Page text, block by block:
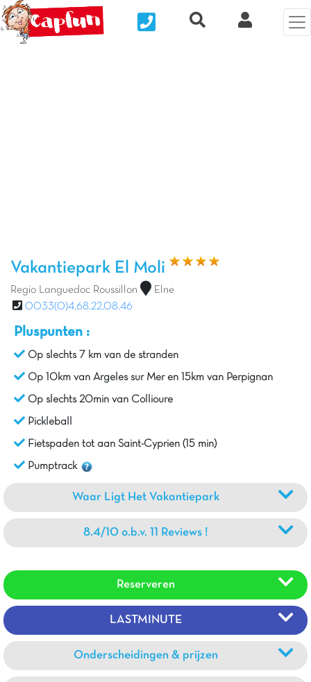
Nous contacterRecherche rapide
Mijn Clix
Vakantiepark El Moli
Regio Languedoc Roussillon
Elne
0033(0)4.68.22.08.46
Pluspunten :
Op slechts 7 km van de stranden
Op 10km van Argeles sur Mer en 15km van Perpignan
Op slechts 20min van Collioure
Pickleball
Fietspaden tot aan Saint-Cyprien (15 min)
Pumptrack
Waar Ligt Het Vakantiepark
8.4/10 o.b.v. 11 Reviews !
Reserveren
LASTMINUTE
Onderscheidingen & prijzen